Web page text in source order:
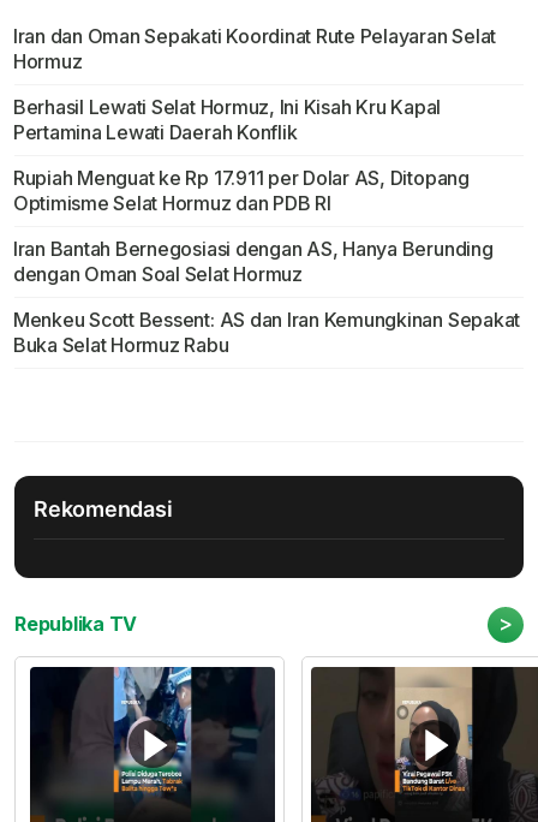
Iran dan Oman Sepakati Koordinat Rute Pelayaran Selat
Hormuz
Berhasil Lewati Selat Hormuz, Ini Kisah Kru Kapal
Pertamina Lewati Daerah Konflik
Rupiah Menguat ke Rp 17.911 per Dolar AS, Ditopang
Optimisme Selat Hormuz dan PDB RI
Iran Bantah Bernegosiasi dengan AS, Hanya Berunding
dengan Oman Soal Selat Hormuz
Menkeu Scott Bessent: AS dan Iran Kemungkinan Sepakat
Buka Selat Hormuz Rabu
Rekomendasi
Republika TV >